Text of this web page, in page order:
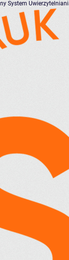
System